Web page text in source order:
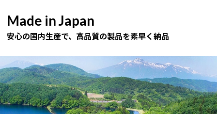
Made in Japan
安心の国内生産で、高品質の製品を素早く納品